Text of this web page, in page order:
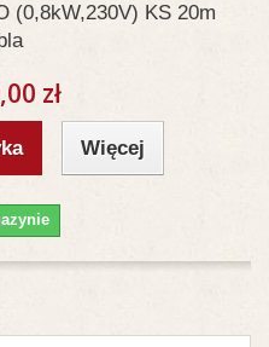
(0,8kW,230V) KS 20m
zł
Więcej